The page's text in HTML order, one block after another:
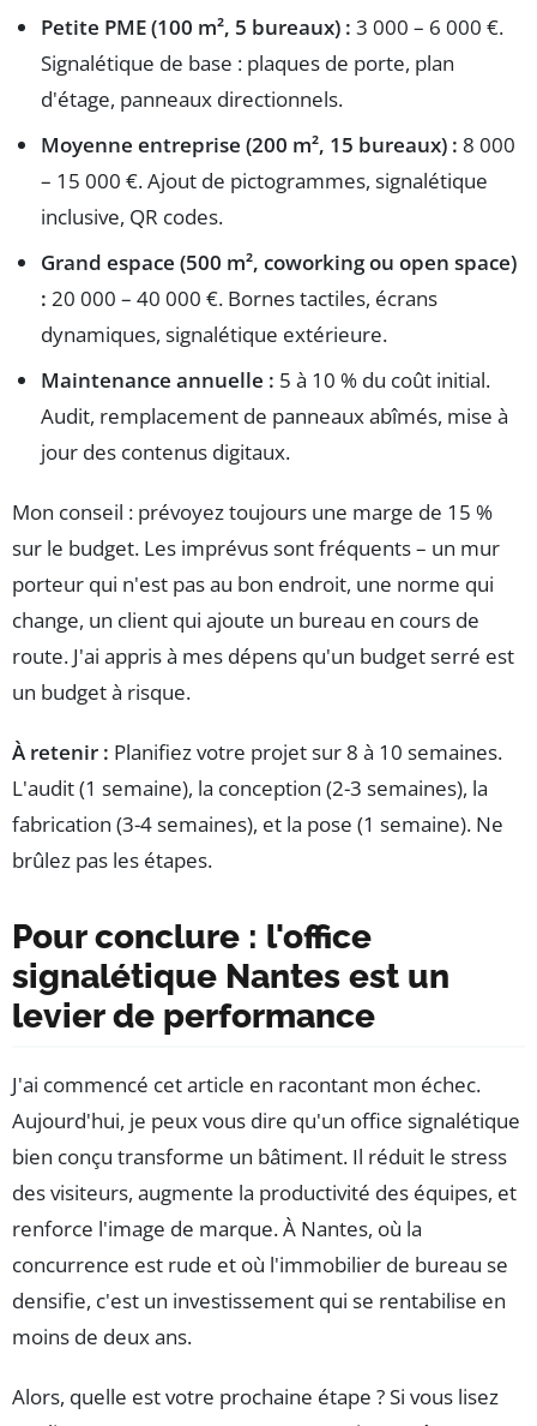
Petite PME (100 m², 5 bureaux) : 3 000 – 6 000 €.
Signalétique de base : plaques de porte, plan
d'étage, panneaux directionnels.
Moyenne entreprise (200 m², 15 bureaux) : 8 000
– 15 000 €. Ajout de pictogrammes, signalétique
inclusive, QR codes.
Grand espace (500 m², coworking ou open space)
: 20 000 – 40 000 €. Bornes tactiles, écrans
dynamiques, signalétique extérieure.
Maintenance annuelle : 5 à 10 % du coût initial.
Audit, remplacement de panneaux abîmés, mise à
jour des contenus digitaux.
Mon conseil : prévoyez toujours une marge de 15 %
sur le budget. Les imprévus sont fréquents – un mur
porteur qui n'est pas au bon endroit, une norme qui
change, un client qui ajoute un bureau en cours de
route. J'ai appris à mes dépens qu'un budget serré est
un budget à risque.
À retenir : Planifiez votre projet sur 8 à 10 semaines.
L'audit (1 semaine), la conception (2-3 semaines), la
fabrication (3-4 semaines), et la pose (1 semaine). Ne
brûlez pas les étapes.
Pour conclure : l'office
signalétique Nantes est un
levier de performance
J'ai commencé cet article en racontant mon échec.
Aujourd'hui, je peux vous dire qu'un office signalétique
bien conçu transforme un bâtiment. Il réduit le stress
des visiteurs, augmente la productivité des équipes, et
renforce l'image de marque. À Nantes, où la
concurrence est rude et où l'immobilier de bureau se
densifie, c'est un investissement qui se rentabilise en
moins de deux ans.
Alors, quelle est votre prochaine étape ? Si vous lisez